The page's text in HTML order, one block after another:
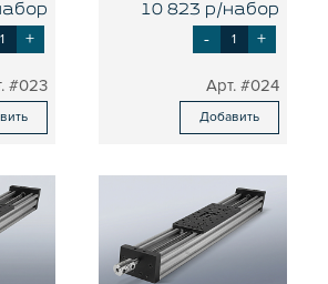
МОДУЛЬНАЯ
КОНСТРУКЦИОННАЯ
СОЕДИНИТЕЛИ
СОЕДИНИТЕЛИ
ОГРАЖДЕНИЙ
ПРОФИЛЬ
+
#023
10 823 р/набор
- +
#024
Добавить